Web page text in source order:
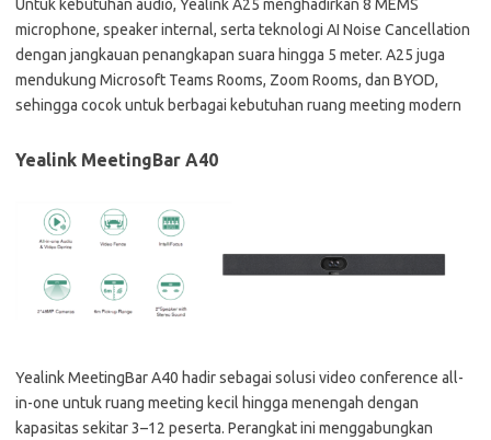
Untuk kebutuhan audio, Yealink A25 menghadirkan 8 MEMS
microphone, speaker internal, serta teknologi AI Noise Cancellation
dengan jangkauan penangkapan suara hingga 5 meter. A25 juga
mendukung Microsoft Teams Rooms, Zoom Rooms, dan BYOD,
sehingga cocok untuk berbagai kebutuhan ruang meeting modern
Yealink MeetingBar A40
Yealink MeetingBar A40 hadir sebagai solusi video conference all-
in-one untuk ruang meeting kecil hingga menengah dengan
kapasitas sekitar 3–12 peserta. Perangkat ini menggabungkan